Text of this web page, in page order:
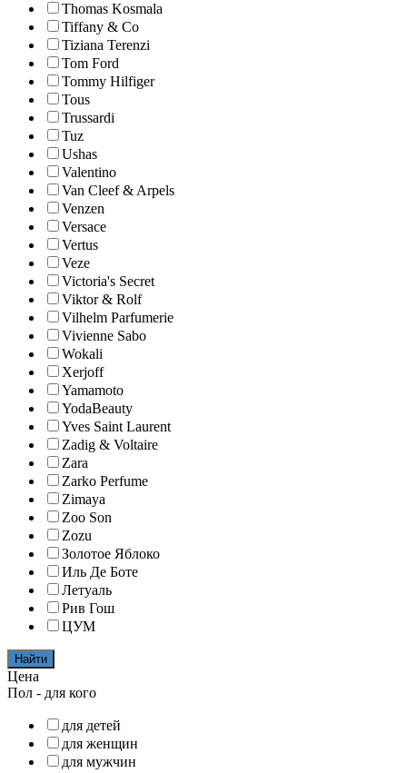
Thomas Kosmala
Tiffany & Co
Tiziana Terenzi
Tom Ford
Tommy Hilfiger
Tous
Trussardi
Tuz
Ushas
Valentino
Van Cleef & Arpels
Venzen
Versace
Vertus
Veze
Victoria's Secret
Viktor & Rolf
Vilhelm Parfumerie
Vivienne Sabo
Wokali
Xerjoff
Yamamoto
YodaBeauty
Yves Saint Laurent
Zadig & Voltaire
Zara
Zarko Perfume
Zimaya
Zoo Son
Zozu
Золотое Яблоко
Иль Де Боте
Летуаль
Рив Гош
ЦУМ
Найти
Цена
Пол - для кого
для детей
для женщин
для мужчин